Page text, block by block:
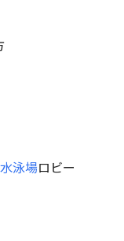
泳場ロビー